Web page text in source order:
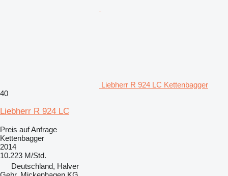
Liebherr R 924 LC Kettenbagger
40
Liebherr R 924 LC
Preis auf Anfrage
Kettenbagger
2014
10.223 M/Std.
Deutschland, Halver